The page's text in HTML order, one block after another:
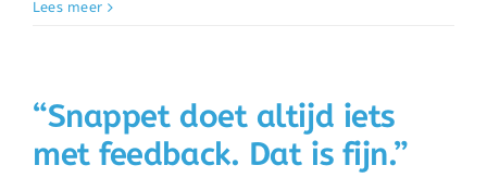
Lees meer
“Snappet doet altijd iets
met feedback. Dat is fijn.”